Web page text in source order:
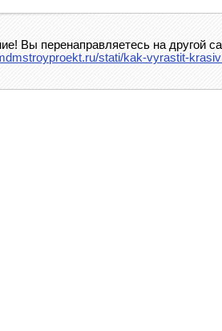
Вы перенаправляетесь на другой
stati/kak-vyrastit-